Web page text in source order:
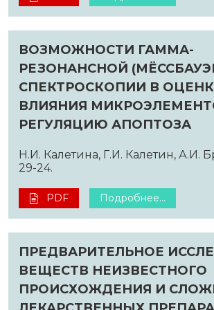
ВОЗМОЖНОСТИ ГАММА-
РЕЗОНАНСНОЙ
СПЕКТРОСКОПИИ В
ВЛИЯНИЯ
РЕГУЛЯЦИЮ АПОПТОЗА
Н.И. Калетина, Г.И. Калетин, А.И.
29-24.
PDF Подробнее...
ПРЕДВАРИТЕЛЬНОЕ
ВЕЩЕСТВ НЕИЗВЕСТНОГО
ПРОИСХОЖДЕНИЯ И